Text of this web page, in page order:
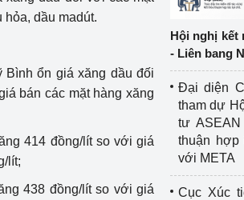
sách
hỏa, dầu madút.
ổn giá xăng dầu đối
bán các mặt hàng xăng
414 đồng/lít so với giá
lít;
438 đồng/lít so với giá
Hội nghị kết
- Liên bang
Đại diện
tham dự
tư
thuận hợp
với META
Cục Xúc